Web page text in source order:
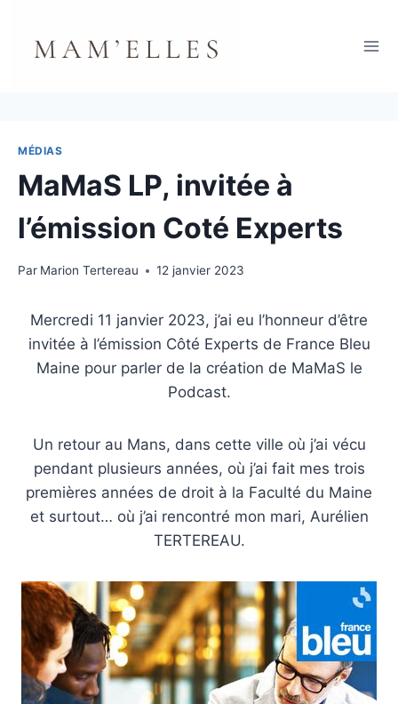
contenu
MÉDIAS
MaMaS LP, invitée à
l’émission Coté Experts
Par Marion Tertereau 12 janvier 2023
Mercredi 11 janvier 2023, j’ai eu l’honneur d’être
invitée à l’émission Côté Experts de France Bleu
Maine pour parler de la création de MaMaS le
Podcast.
Un retour au Mans, dans cette ville où j’ai vécu
pendant plusieurs années, où j’ai fait mes trois
premières années de droit à la Faculté du Maine
et surtout… où j’ai rencontré mon mari, Aurélien
TERTEREAU.